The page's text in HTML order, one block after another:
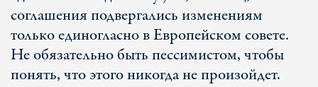
соглашения подвергались изменениям
только единогласно в Европейском совете.
Не обязательно быть пессимистом, чтобы
понять, что этого никогда не произойдет.